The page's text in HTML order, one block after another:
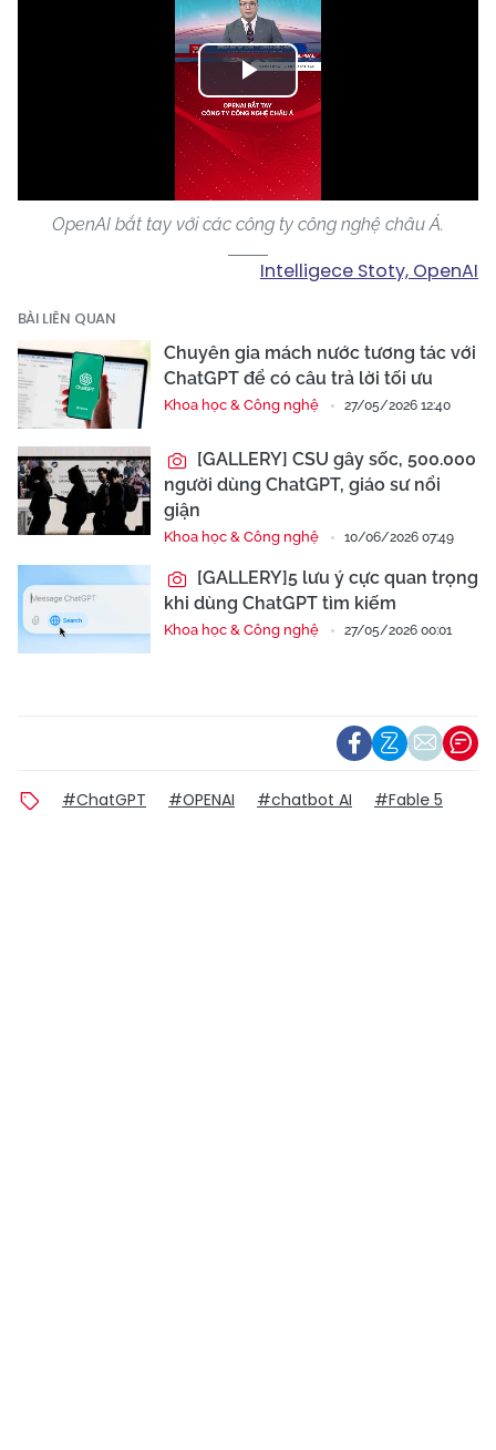
Play
Video
OpenAI bắt tay với các công ty công nghệ châu Á.
Intelligece Stoty, OpenAI
BÀI LIÊN QUAN
Chuyên gia mách nước tương tác với
ChatGPT để có câu trả lời tối ưu
Khoa học & Công nghệ 27/05/2026 12:40
[GALLERY] CSU gây sốc, 500.000
người dùng ChatGPT, giáo sư nổi
giận
Khoa học & Công nghệ 10/06/2026 07:49
[GALLERY]5 lưu ý cực quan trọng
khi dùng ChatGPT tìm kiếm
Khoa học & Công nghệ 27/05/2026 00:01
#ChatGPT #OPENAI #chatbot AI #Fable 5